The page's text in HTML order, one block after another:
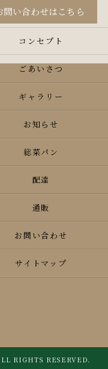
問い合わせはこちら
コンセプト
ごあいさつ
ギャラリー
お知らせ
総菜パン
配達
通販
お問い合わせ
サイトマップ
RIGHTS RESERVED.